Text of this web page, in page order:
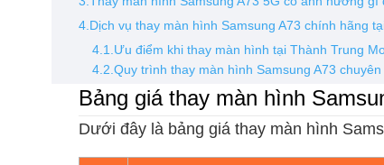
4.Dịch vụ thay màn hình Samsung A73 chính hãng
4.1.Ưu điểm khi thay màn hình tại Thành Trung
4.2.Quy trình thay màn hình Samsung A73
Bảng giá thay màn hình
Dưới đây là bảng giá thay màn hình